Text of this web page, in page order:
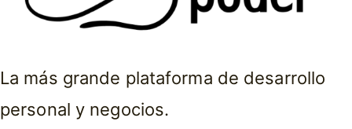
La más grande plataforma de desarrollo
personal y negocios.